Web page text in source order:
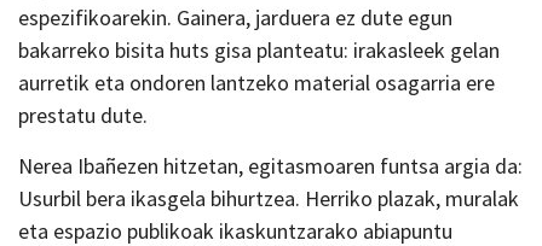
espezifikoarekin. Gainera, jarduera ez dute egun
bakarreko bisita huts gisa planteatu: irakasleek gelan
aurretik eta ondoren lantzeko material osagarria ere
prestatu dute.
Nerea Ibañezen hitzetan, egitasmoaren funtsa argia da:
Usurbil bera ikasgela bihurtzea. Herriko plazak, muralak
eta espazio publikoak ikaskuntzarako abiapuntu